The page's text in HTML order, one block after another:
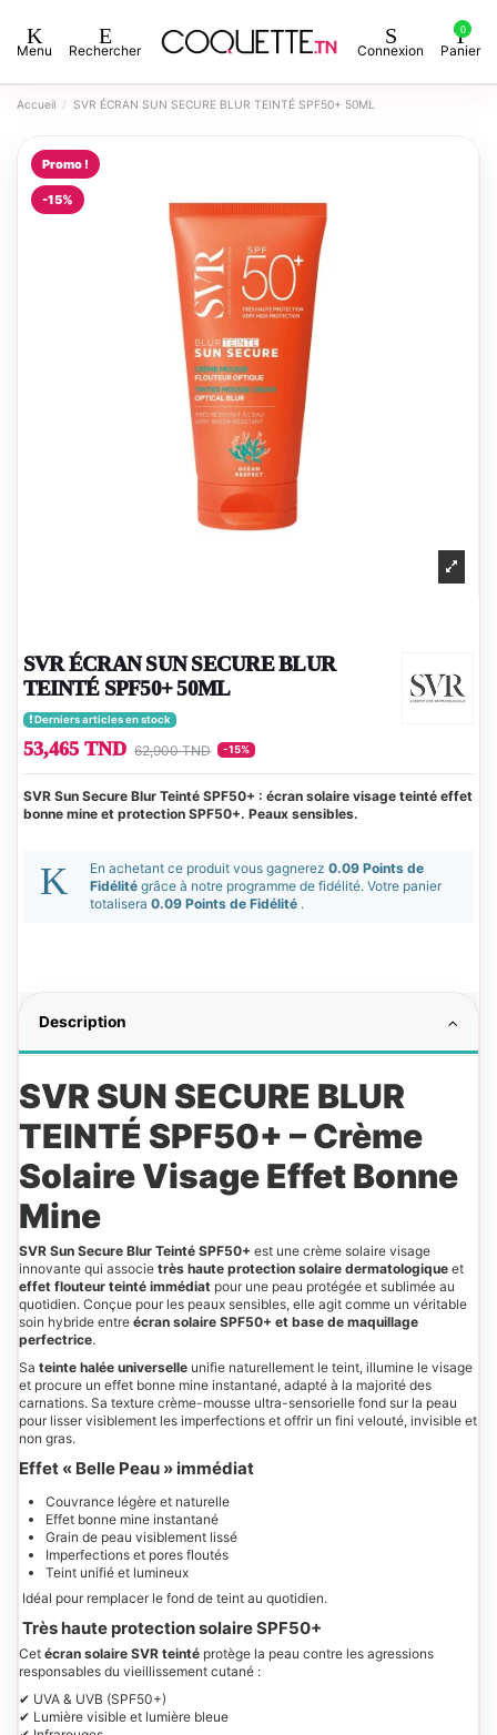
Menu Rechercher Connexion
0
Panier
Accueil SVR ÉCRAN SUN SECURE BLUR TEINTÉ SPF50+ 50ML
Promo !
-15%
SVR ÉCRAN SUN SECURE BLUR
TEINTÉ SPF50+ 50ML
Derniers articles en stock
53,465 TND 62,900 TND -15%
SVR Sun Secure Blur Teinté SPF50+ : écran solaire visage teinté effet
bonne mine et protection SPF50+. Peaux sensibles.
En achetant ce produit vous gagnerez 0.09 Points de
Fidélité grâce à notre programme de fidélité. Votre panier
totalisera 0.09 Points de Fidélité .
Description
SVR SUN SECURE BLUR
TEINTÉ SPF50+ – Crème
Solaire Visage Effet Bonne
Mine
SVR Sun Secure Blur Teinté SPF50+ est une crème solaire visage
innovante qui associe très haute protection solaire dermatologique et
effet flouteur teinté immédiat pour une peau protégée et sublimée au
quotidien. Conçue pour les peaux sensibles, elle agit comme un véritable
soin hybride entre écran solaire SPF50+ et base de maquillage
perfectrice.
Sa teinte halée universelle unifie naturellement le teint, illumine le visage
et procure un effet bonne mine instantané, adapté à la majorité des
carnations. Sa texture crème-mousse ultra-sensorielle fond sur la peau
pour lisser visiblement les imperfections et offrir un fini velouté, invisible et
non gras.
Effet « Belle Peau » immédiat
Couvrance légère et naturelle
Effet bonne mine instantané
Grain de peau visiblement lissé
Imperfections et pores floutés
Teint unifié et lumineux
Idéal pour remplacer le fond de teint au quotidien.
Très haute protection solaire SPF50+
Cet écran solaire SVR teinté protège la peau contre les agressions
responsables du vieillissement cutané :
✔ UVA & UVB (SPF50+)
✔ Lumière visible et lumière bleue